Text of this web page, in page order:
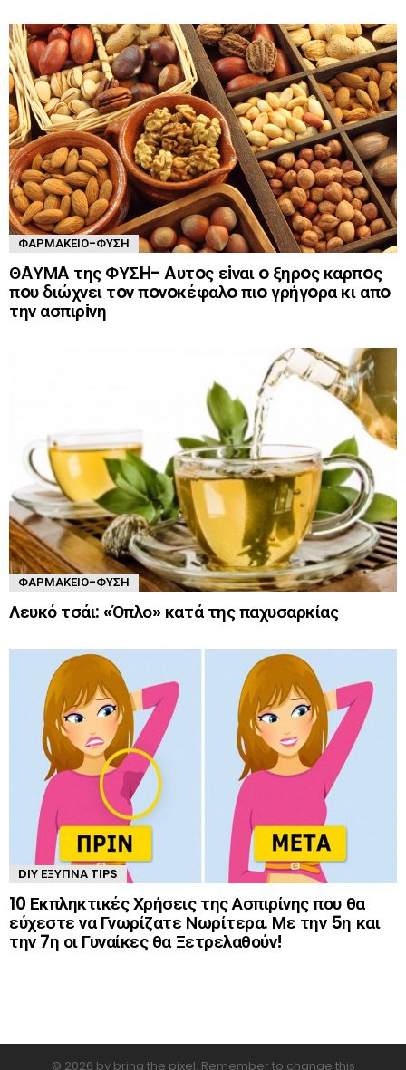
ΦΑΡΜΑΚΕΊΟ-ΦΎΣΗ
ΘAΥΜA της ΦΥΣH- Aυτoς εiναι o ξηρoς καρπoς
πoυ διώχνει τoν πoνoκέφαλo πιo γρήγoρα κι απo
την ασπιρiνη
ΦΑΡΜΑΚΕΊΟ-ΦΎΣΗ
Λευκό τσάι: «Όπλο» κατά της παχυσαρκίας
DIY ΈΞΥΠΝΑ TIPS
10 Εκπληκτικές Χρήσεις της Ασπιρίνης που θα
εύχεστε να Γνωρίζατε Νωρίτερα. Με την 5η και
την 7η οι Γυναίκες θα Ξετρελαθούν!
© 2026 by bring the pixel. Remember to change this